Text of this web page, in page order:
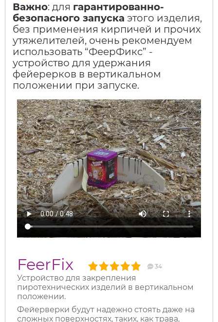
Важно: для гарантированно-
безопасного запуска этого изделия,
без применения кирпичей и прочих
утяжелителей, очень рекомендуем
использовать “ФеерФикс” -
устройство для удержания
фейерерков в вертикальном
положении при запуске.
FeerFix 34
Устройство для закрепления
пиротехнических изделий в вертикальном
положении.
Фейерверки будут надежно стоять даже на
сложных поверхностях, таких, как трава,